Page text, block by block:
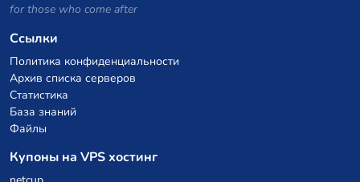
for those who come after
Ссылки
Политика конфиденциальности
Архив списка серверов
Статистика
База знаний
Файлы
Купоны на VPS хостинг